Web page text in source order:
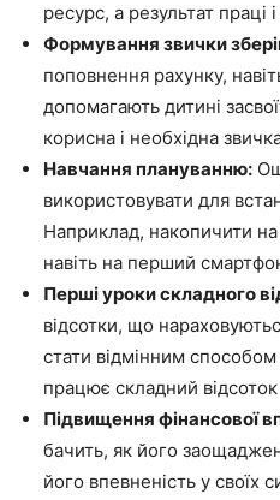
ресурс, а результат праці
Формування звички
поповнення рахунку,
допомагають дитині
корисна і необхідна
Навчання плануванню:
використовувати для
Наприклад, накопичити
навіть на перший
Перші уроки складного
відсотки, що
стати відмінним
працює складний
Підвищення фінансової
бачить, як його
його впевненість у своїх